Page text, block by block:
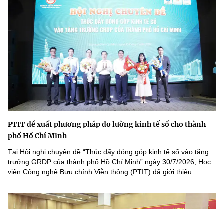
PTIT đề xuất phương pháp đo lường kinh tế số cho thành
phố Hồ Chí Minh
Tại Hội nghị chuyên đề “Thúc đẩy đóng góp kinh tế số vào tăng
trưởng GRDP của thành phố Hồ Chí Minh” ngày 30/7/2026, Học
viện Công nghệ Bưu chính Viễn thông (PTIT) đã giới thiệu...